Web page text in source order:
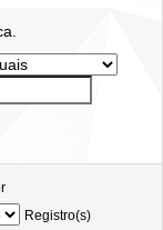
Registro(s)